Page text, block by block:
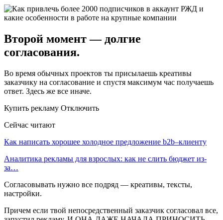
Второй момент — долгие
согласования.
Во время обычных проектов ты присылаешь креативы
заказчику на согласование и спустя максимум час получаешь
ответ. Здесь же все иначе.
Купить рекламу Отключить
Сейчас читают
Как написать хорошее холодное предложение b2b–клиенту
Аналитика рекламы для взрослых: как не слить бюджет из-
за…
Согласовывать нужно все подряд — креативы, тексты,
настройки.
Причем если твой непосредственный заказчик согласовал все,